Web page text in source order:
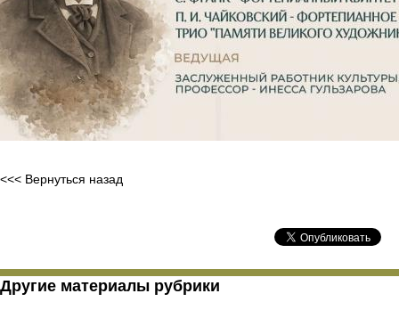
<<< Вернуться назад
Другие материалы рубрики